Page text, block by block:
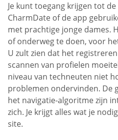
Je kunt toegang krijgen tot
CharmDate of de app
met prachtige jonge dames.
of onderweg te doen, voor
U zult zien dat het
scannen van profielen
niveau van techneuten niet
problemen ondervinden. De
het navigatie-algoritme zijn
zich. Je krijgt alles wat je
site.